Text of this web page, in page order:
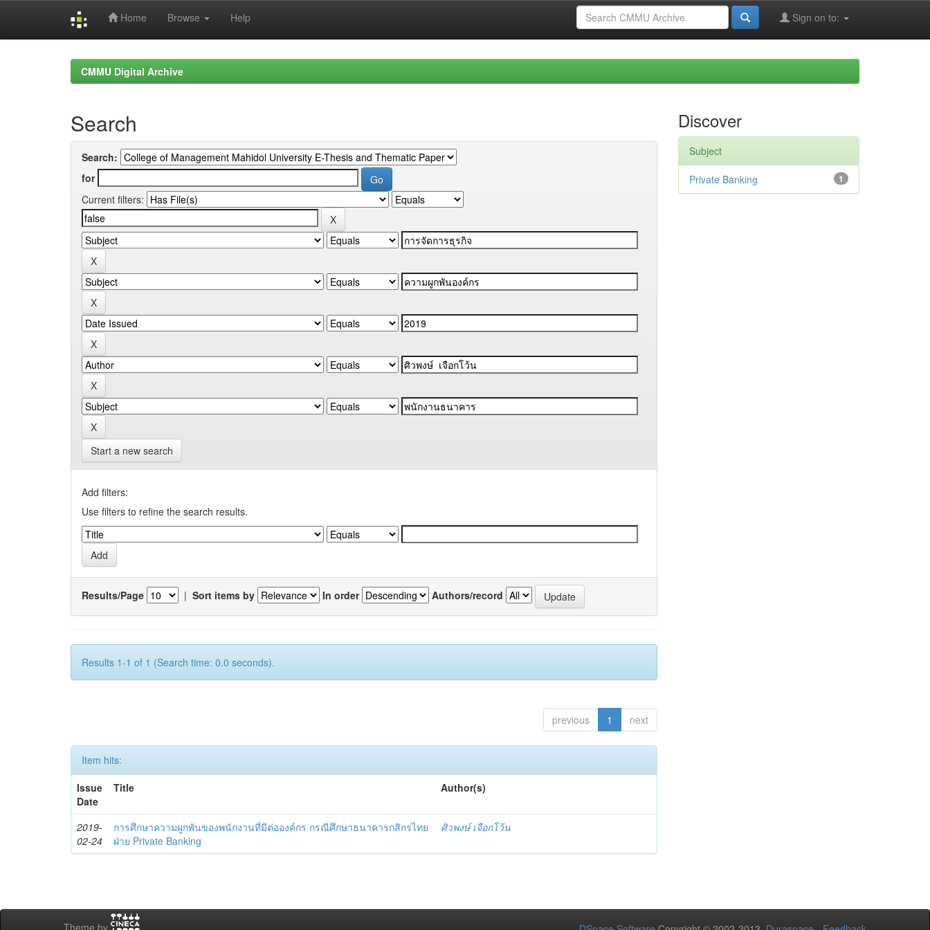
Home Browse Help Sign on to:
CMMU Digital Archive
Search
Search:
for
Current filters:
Start a new search
Add filters:
Use filters to refine the search results.
Results/Page | Sort items by In order Authors/record
Results 1-1 of 1 (Search time: 0.0 seconds).
previous 1 next
Item hits:
Issue
Date
Title Author(s)
2019-
02-24
การศึกษาความผูกพันของพนักงานที่มีต่อองค์กร กรณีศึกษาธนาคารกสิกรไทย
ฝ่าย Private Banking
ศิวพงษ์ เจือกโว้น
Discover
Subject
1
Private Banking